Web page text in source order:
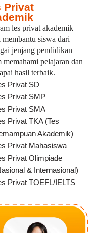
Privat
les privat akademik
membantu siswa dari
jenjang pendidikan
memahami pelajaran dan
hasil terbaik.
Privat SD
Privat SMP
Privat SMA
Privat TKA (Tes
Akademik)
Privat Mahasiswa
Privat Olimpiade
& Internasional)
Privat TOEFL/IELTS